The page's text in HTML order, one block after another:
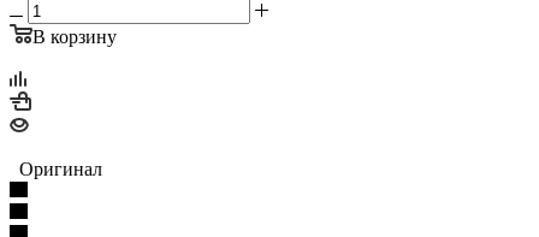
В корзину
Оригинал